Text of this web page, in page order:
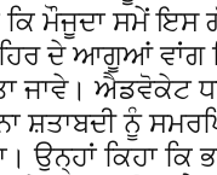
ਮੌਜੂਦਾ ਸਮੇਂ ਇਸ
ਦੇ ਆਗੂਆਂ ਵਾਂਗ
ਜਾਵੇ। ਐਡਵੋਕੇਟ
ਸ਼ਤਾਬਦੀ ਨੂੰ
ਉਨ੍ਹਾਂ ਕਿਹਾ ਕਿ